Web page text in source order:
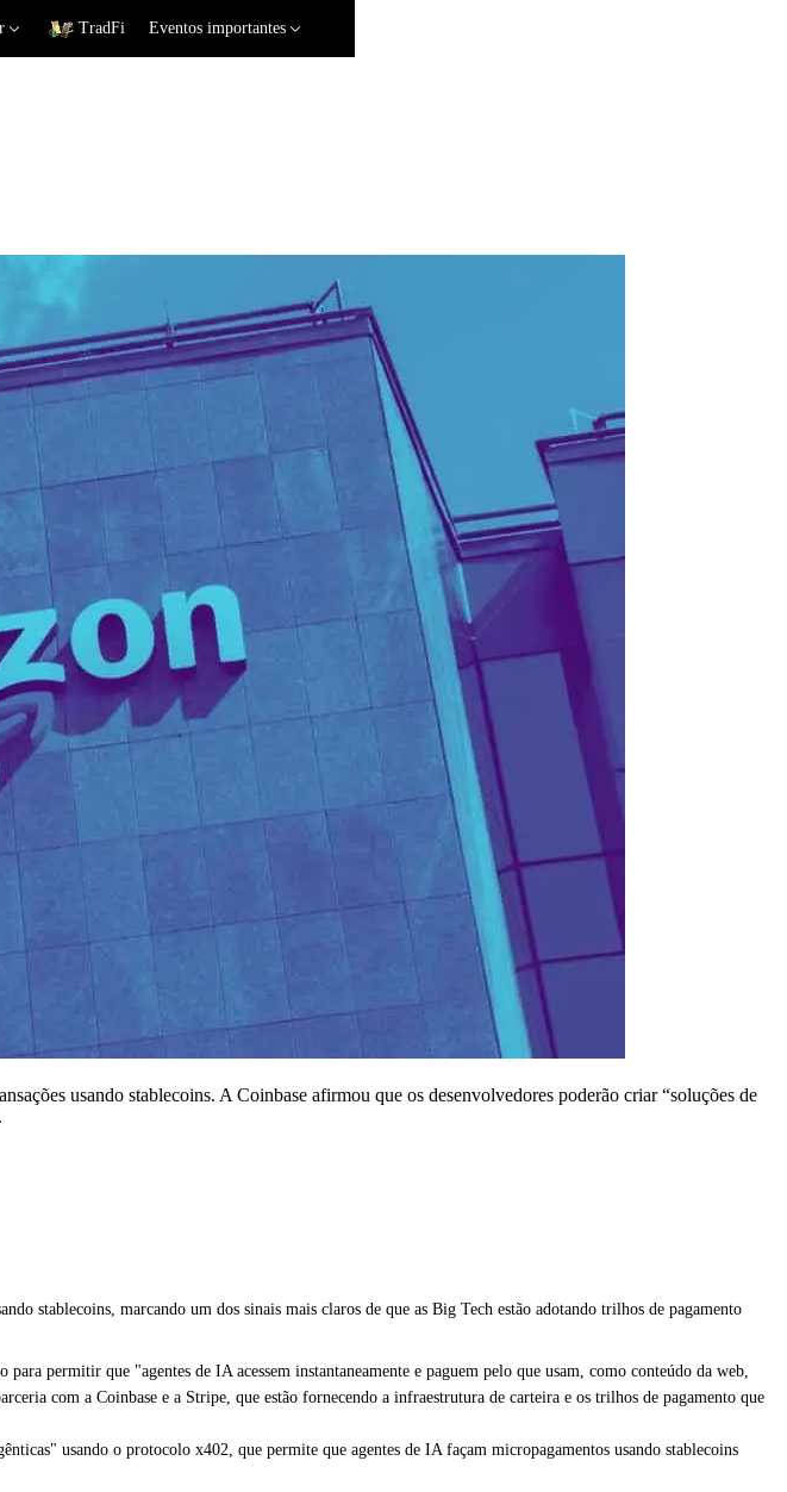
TradFi Eventos importantes
usando stablecoins. A Coinbase afirmou que os desenvolvedores poderão criar “soluções de
stablecoins, marcando um dos sinais mais claros de que as Big Tech estão adotando trilhos de pagamento
permitir que "agentes de IA acessem instantaneamente e paguem pelo que usam, como conteúdo da web,
com a Coinbase e a Stripe, que estão fornecendo a infraestrutura de carteira e os trilhos de pagamento que
usando o protocolo x402, que permite que agentes de IA façam micropagamentos usando stablecoins